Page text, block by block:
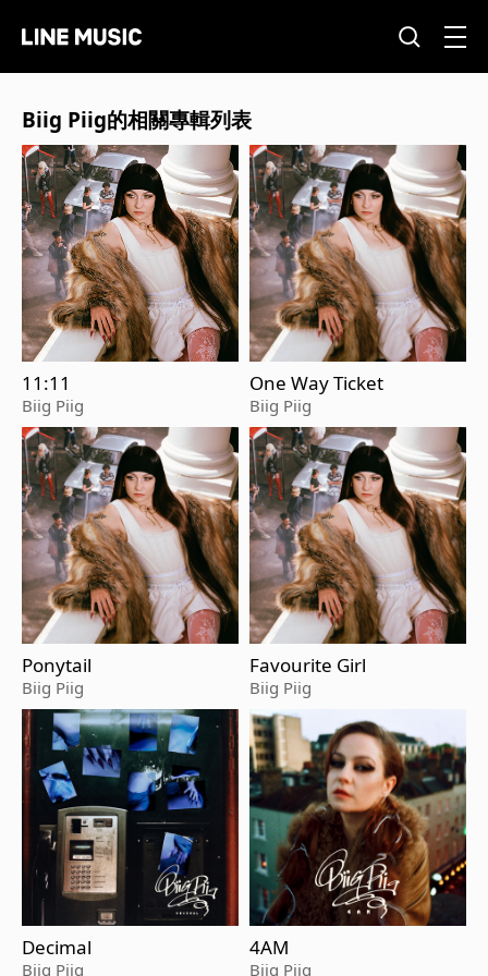
Biig Piig的相關專輯列表
11:11
Biig Piig
One Way Ticket
Biig Piig
Ponytail
Biig Piig
Favourite Girl
Biig Piig
Decimal
Biig Piig
4AM
Biig Piig